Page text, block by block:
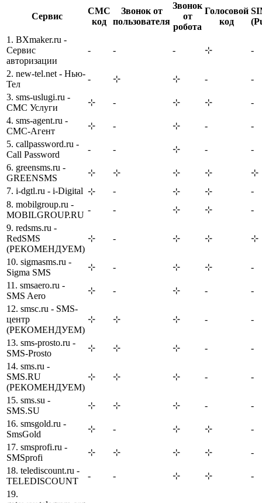
Сервис
СМС
код
Звонок от
пользователя
Звонок
от
робота
Голосовой
код
1. BXmaker.ru -
Сервис
авторизации
- - - ⊹ -
2. new-tel.net - Нью-
Тел
- ⊹ ⊹ -
-
3. sms-uslugi.ru -
СМС Услуги
⊹ - ⊹ ⊹
-
4. sms-agent.ru -
СМС-Агент
⊹ - ⊹ -
-
5. callpassword.ru -
Call Password
- - ⊹ -
-
6. greensms.ru -
GREENSMS
⊹ ⊹ ⊹ ⊹
⊹
7. i-dgtl.ru - i-Digital ⊹ - ⊹ ⊹
-
8. mobilgroup.ru -
MOBILGROUP.RU
- - ⊹ ⊹
-
9. redsms.ru -
RedSMS
(РЕКОМЕНДУЕМ)
⊹ - ⊹ ⊹ ⊹
10. sigmasms.ru -
Sigma SMS
⊹ - ⊹ ⊹
-
11. smsaero.ru -
SMS Aero
⊹ - ⊹ -
-
12. smsc.ru - SMS-
центр
(РЕКОМЕНДУЕМ)
⊹ ⊹ ⊹ - -
13. sms-prosto.ru -
SMS-Prosto
⊹ ⊹ ⊹ -
-
14. sms.ru -
SMS.RU
(РЕКОМЕНДУЕМ)
⊹ ⊹ ⊹ - -
15. sms.su -
SMS.SU
⊹ ⊹ ⊹ -
-
16. smsgold.ru -
SmsGold
⊹ - ⊹ ⊹
-
17. smsprofi.ru -
SMSprofi
⊹ ⊹ ⊹ ⊹
-
18. telediscount.ru -
TELEDISCOUNT
- - ⊹ ⊹
-
19.